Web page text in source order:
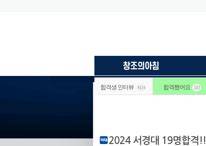
합격생 인터뷰 4114 합격했어요 183
2024 서경대 19명합격!!